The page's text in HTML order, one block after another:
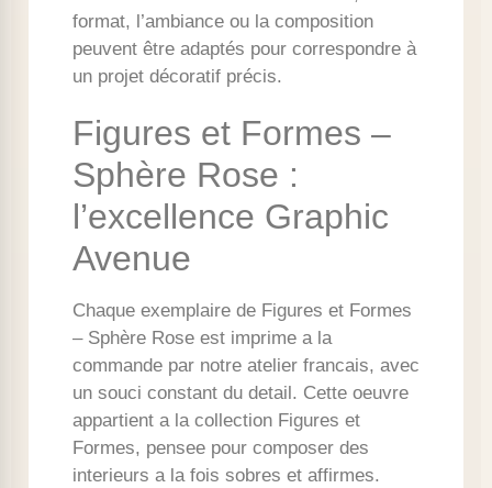
format, l’ambiance ou la composition
peuvent être adaptés pour correspondre à
un projet décoratif précis.
Figures et Formes –
Sphère Rose :
l’excellence Graphic
Avenue
Chaque exemplaire de Figures et Formes
– Sphère Rose est imprime a la
commande par notre atelier francais, avec
un souci constant du detail. Cette oeuvre
appartient a la collection Figures et
Formes, pensee pour composer des
interieurs a la fois sobres et affirmes.